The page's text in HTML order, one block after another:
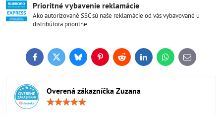
Prioritné vybavenie reklamácie
Ako autorizované SSC sú naše reklamácie od vás vybavované u
distribútora prioritne
FacebookTwitterBlueskyPinterestReddit LinkedInWhatsApp
E-
mail
Overená zákazníčka Zuzana